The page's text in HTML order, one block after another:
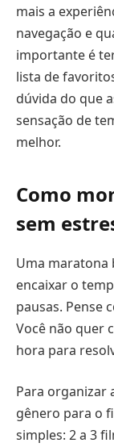
mais a
navegação e
importante é
lista de
dúvida do que
sensação de
melhor.
Como
sem
Uma maratona
encaixar o
pausas. Pense
Você não quer
hora para
Para organizar
gênero para o
simples: 2 a 3